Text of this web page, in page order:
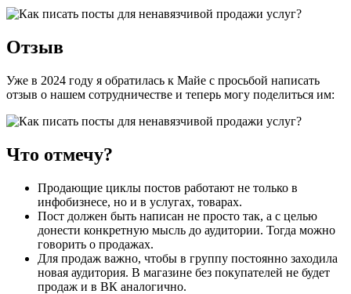
Отзыв
Уже в 2024 году я обратилась к Майе с просьбой написать
отзыв о нашем сотрудничестве и теперь могу поделиться им:
Что отмечу?
Продающие циклы постов работают не только в
инфобизнесе, но и в услугах, товарах.
Пост должен быть написан не просто так, а с целью
донести конкретную мысль до аудитории. Тогда можно
говорить о продажах.
Для продаж важно, чтобы в группу постоянно заходила
новая аудитория. В магазине без покупателей не будет
продаж и в ВК аналогично.